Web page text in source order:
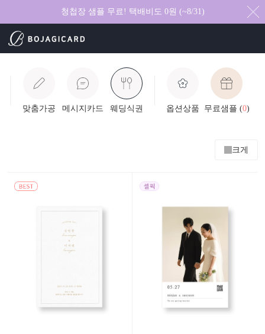
청첩장 샘플 무료! 택배비도 0원 (~8/31)
맞춤가공 메시지카드 웨딩식권 옵션상품 무료샘플 (0)
크게